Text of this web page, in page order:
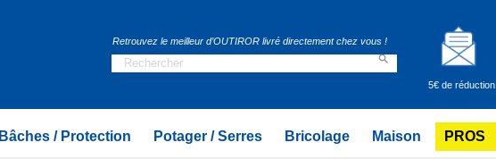
Retrouvez le meilleur d’OUTIROR livré directement chez vous !

5€ de réduction
Bâches / Protection Potager / Serres Bricolage Maison PROS